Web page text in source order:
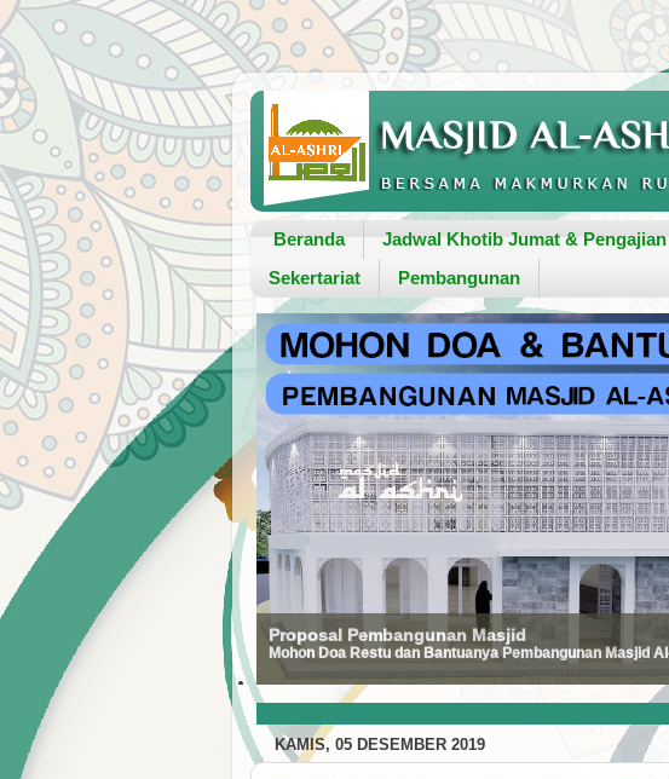
Beranda Jadwal Khotib Jumat & Pengajian
Sekertariat
Pembangunan
Proposal Pembangunan Masjid
Mohon Doa Restu dan Bantuanya Pembangunan Masjid
KAMIS, 05 DESEMBER 2019